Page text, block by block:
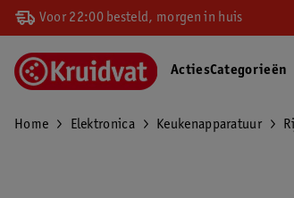
Voor 22:00 besteld, morgen in huis
ActiesCategorieën
Home Elektronica Keukenapparatuur